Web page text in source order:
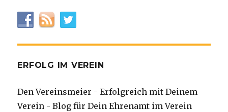
ERFOLG IM VEREIN
Den Vereinsmeier - Erfolgreich mit Deinem
Verein - Blog für Dein Ehrenamt im Verein